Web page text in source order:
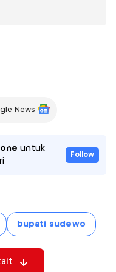
News
untuk
Follow
bupati sudewo